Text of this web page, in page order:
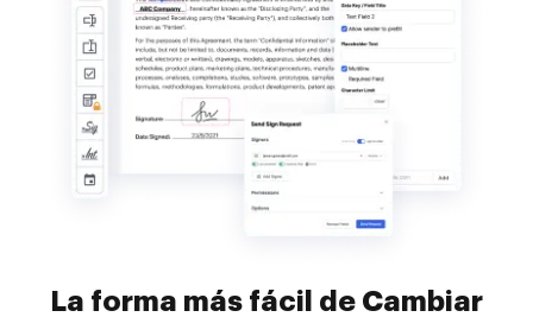
La forma más fácil de Cambiar